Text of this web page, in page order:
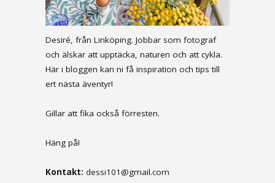
Desiré, från Linköping. Jobbar som fotograf
och älskar att upptäcka, naturen och att cykla.
Här i bloggen kan ni få inspiration och tips till
ert nästa äventyr!
Gillar att fika också förresten.
Häng på!
Kontakt: dessi101@gmail.com